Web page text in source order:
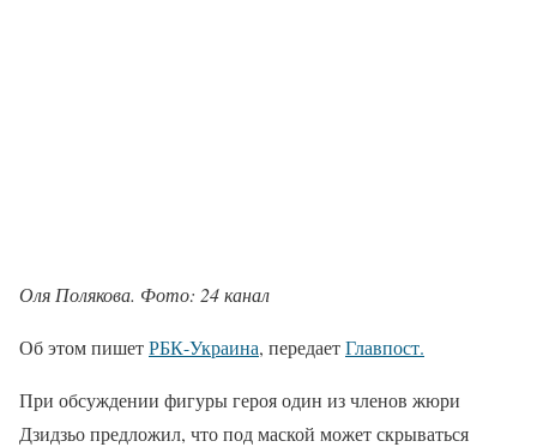
Оля Полякова. Фото: 24 канал
Об этом пишетРБК-Украина, передаетГлавпост.
При обсуждении фигуры героя один из членов жюри
Дзидзьо предложил, что под маской может скрываться